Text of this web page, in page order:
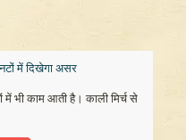
में दिखेगा असर
में भी काम आती है। काली मिर्च से